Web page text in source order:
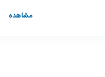
مشاهدهکانال